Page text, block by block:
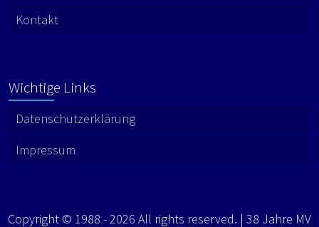
Kontakt
Wichtige Links
Datenschutzerklärung
Impressum
Copyright © 1988 - 2026 All rights reserved. | 38 Jahre MV